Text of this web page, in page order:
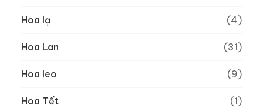
Hoa lạ (4)
Hoa Lan (31)
Hoa leo (9)
Hoa Tết (1)